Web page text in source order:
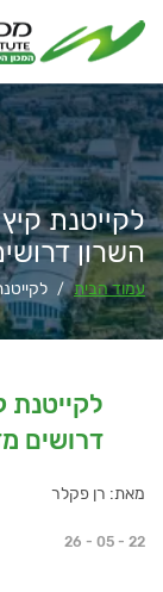
לקייטנת
השרון
עמוד הבית /
לקייטנת
דרושים
מאת: רן פקלר
26 - 05 - 22